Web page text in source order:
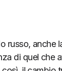
russo, anche
di quel che